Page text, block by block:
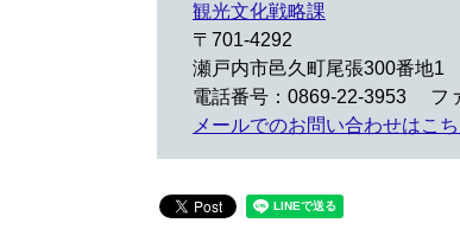
観光文化戦略課
〒701-4292
瀬戸内市邑久町尾張300番地1
電話番号：0869-22-3953
フ
メールでのお問い合わせはこ